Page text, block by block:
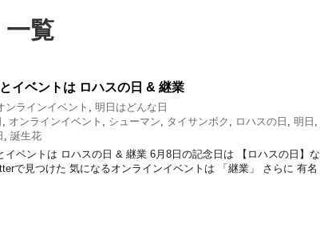
一覧
イベントは ロハスの日 & 継業
ンラインイベント , 明日はどんな日
, オンラインイベント , シューマン, タイサンボク , ロハスの日 , 明日 ,
, 誕生花
ベントは ロハスの日 & 継業 6月8日の記念日は 【ロハスの日】な
で見つけた 気になるオンラインイベントは 「継業」 さらに 有名